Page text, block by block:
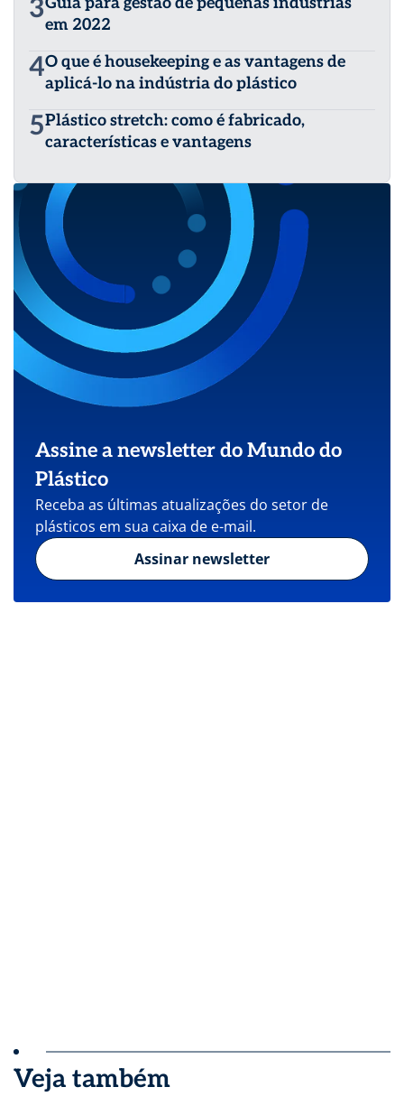
3em 2022
4O que é housekeeping e as vantagens de
aplicá-lo na indústria do plástico
5Plástico stretch: como é fabricado,
características e vantagens
Assine a newsletter do Mundo do
Plástico
Receba as últimas atualizações do setor de
plásticos em sua caixa de e-mail.
Assinar newsletter
Veja também